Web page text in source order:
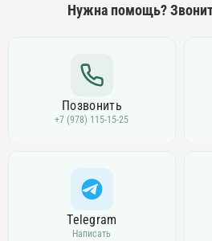
Нужна помощь?
Позвонить
+7 (978) 115-15-25
Telegram
Написать